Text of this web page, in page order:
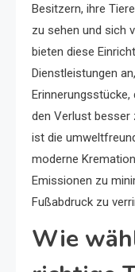
Besitzern, ihre
zu sehen und sich
bieten diese
Dienstleistungen
den Verlust besser
ist die
moderne
Emissionen zu
Fußabdruck zu
Wie